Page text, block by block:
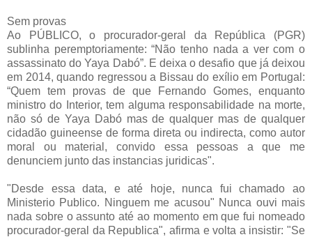
Sem provas
Ao PÚBLICO, o procurador-geral da República (PGR)
sublinha peremptoriamente: “Não tenho nada a ver com o
assassinato do Yaya Dabó”. E deixa o desafio que já deixou
em 2014, quando regressou a Bissau do exílio em Portugal:
“Quem tem provas de que Fernando Gomes, enquanto
ministro do Interior, tem alguma responsabilidade na morte,
não só de Yaya Dabó mas de qualquer mas de qualquer
cidadão guineense de forma direta ou indirecta, como autor
moral ou material, convido essa pessoas a que me
denunciem junto das instancias juridicas".
"Desde essa data, e até hoje, nunca fui chamado ao
Ministerio Publico. Ninguem me acusou" Nunca ouvi mais
nada sobre o assunto até ao momento em que fui nomeado
procurador-geral da Republica", afirma e volta a insistir: "Se